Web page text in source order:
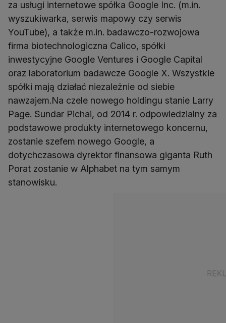
za usługi internetowe spółka Google Inc. (m.in.
wyszukiwarka, serwis mapowy czy serwis
YouTube), a także m.in. badawczo-rozwojowa
firma biotechnologiczna Calico, spółki
inwestycyjne Google Ventures i Google Capital
oraz laboratorium badawcze Google X. Wszystkie
spółki mają działać niezależnie od siebie
nawzajem.Na czele nowego holdingu stanie Larry
Page. Sundar Pichai, od 2014 r. odpowiedzialny za
podstawowe produkty internetowego koncernu,
zostanie szefem nowego Google, a
dotychczasowa dyrektor finansowa giganta Ruth
Porat zostanie w Alphabet na tym samym
stanowisku.